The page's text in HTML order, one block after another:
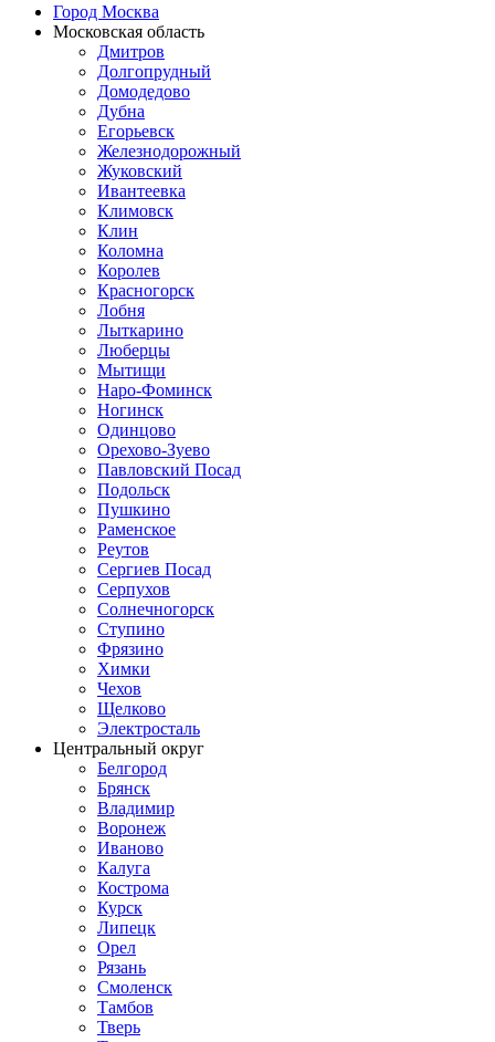
Город Москва
Московская область
Дмитров
Долгопрудный
Домодедово
Дубна
Егорьевск
Железнодорожный
Жуковский
Ивантеевка
Климовск
Клин
Коломна
Королев
Красногорск
Лобня
Лыткарино
Люберцы
Мытищи
Наро-Фоминск
Ногинск
Одинцово
Орехово-Зуево
Павловский Посад
Подольск
Пушкино
Раменское
Реутов
Сергиев Посад
Серпухов
Солнечногорск
Ступино
Фрязино
Химки
Чехов
Щелково
Электросталь
Центральный округ
Белгород
Брянск
Владимир
Воронеж
Иваново
Калуга
Кострома
Курск
Липецк
Орел
Рязань
Смоленск
Тамбов
Тверь